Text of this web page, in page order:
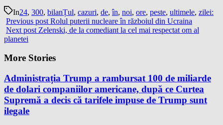
In24, 300, bilanȚul, cazuri, de,în, noi, ore, peste, ultimele, zilei:
Previous post Rolul puterii nucleare în războiul din Ucraina
Next post Zelenski, de la comediant la cel mai respectat om al
planetei
More Stories
Administrația Trump a rambursat 100 de miliarde
de dolari companiilor americane, după ce Curtea
Supremă a decis că tarifele impuse de Trump sunt
ilegale